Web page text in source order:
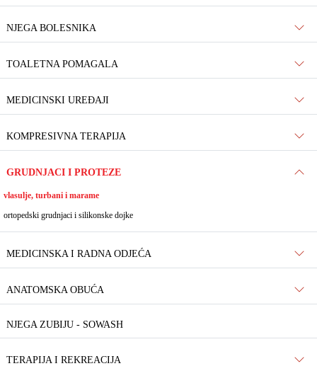
NJEGA BOLESNIKA
TOALETNA POMAGALA
MEDICINSKI UREĐAJI
KOMPRESIVNA TERAPIJA
GRUDNJACI I PROTEZE
vlasulje, turbani i marame
ortopedski grudnjaci i silikonske dojke
MEDICINSKA I RADNA ODJEĆA
ANATOMSKA OBUĆA
NJEGA ZUBIJU - SOWASH
TERAPIJA I REKREACIJA